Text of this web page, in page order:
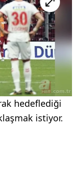
hedeflediği
istiyor.